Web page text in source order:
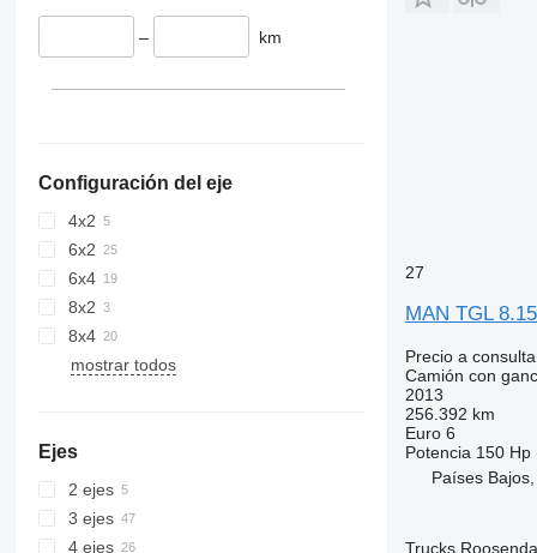
– km
Configuración del eje
4x2
6x2
6x4
8x2
8x4
mostrar todos
Ejes
2 ejes
3 ejes
4 ejes
27
MAN TGL
Precio a
Camión con
2013
256.392 km
Euro 6
Potencia 150 Hp
Países
Trucks